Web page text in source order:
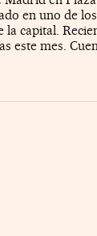
en uno de
la capital.
este mes.